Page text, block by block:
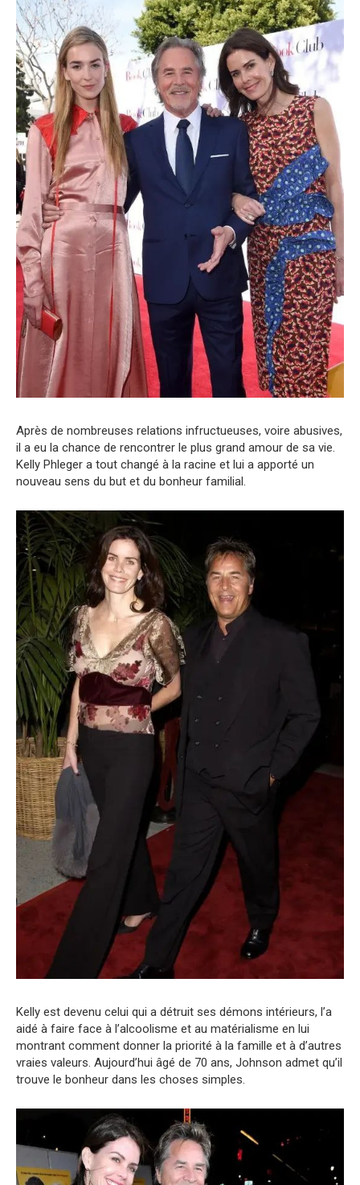
Après de nombreuses relations infructueuses, voire abusives,
il a eu la chance de rencontrer le plus grand amour de sa vie.
Kelly Phleger a tout changé à la racine et lui a apporté un
nouveau sens du but et du bonheur familial.
Kelly est devenu celui qui a détruit ses démons intérieurs, l’a
aidé à faire face à l’alcoolisme et au matérialisme en lui
montrant comment donner la priorité à la famille et à d’autres
vraies valeurs. Aujourd’hui âgé de 70 ans, Johnson admet qu’il
trouve le bonheur dans les choses simples.